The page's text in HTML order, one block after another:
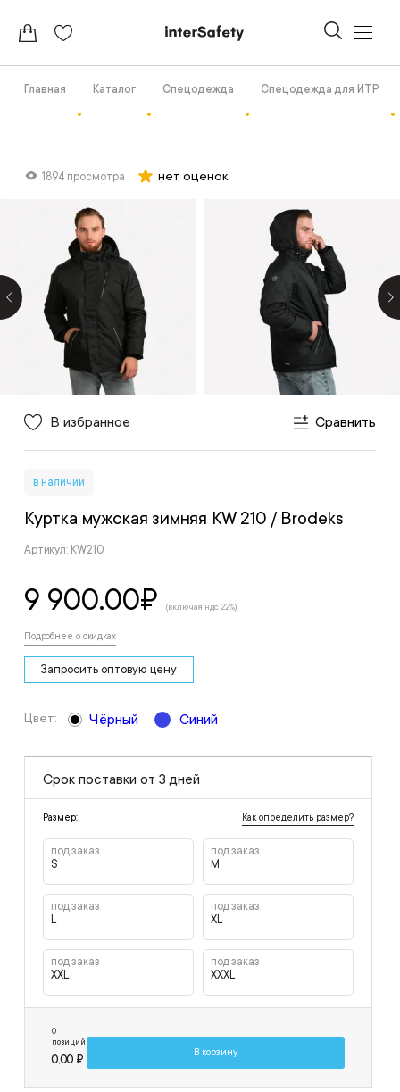
Главная Каталог Спецодежда Спецодежда для ИТР
1894 просмотра нет оценок
В избранное Сравнить
в наличии
Куртка мужская зимняя KW 210 / Brodeks
Артикул: KW210
9 900.00₽ (включая ндс 22%)
Подробнее о скидках
Запросить оптовую цену
Цвет: Чёрный Синий
Срок поставки от 3 дней
Размер: Как определить размер?
под заказ
S
под заказ
M
под заказ
L
под заказ
XL
под заказ
XXL
под заказ
XXXL
0
позиций
0,00 ₽
В корзину